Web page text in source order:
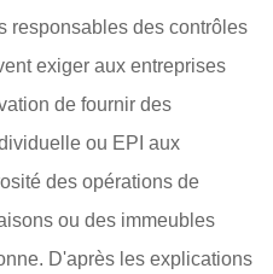
responsables des contrôles
exiger aux entreprises
de fournir des
ou EPI aux
des opérations de
ou des immeubles
D'après les explications